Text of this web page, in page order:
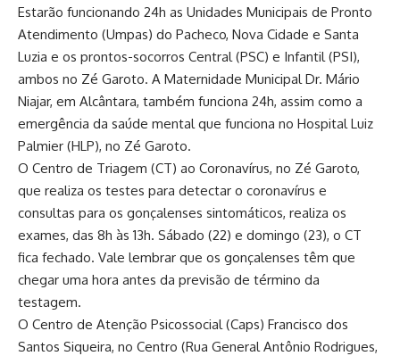
Estarão funcionando 24h as Unidades Municipais de Pronto
Atendimento (Umpas) do Pacheco, Nova Cidade e Santa
Luzia e os prontos-socorros Central (PSC) e Infantil (PSI),
ambos no Zé Garoto. A Maternidade Municipal Dr. Mário
Niajar, em Alcântara, também funciona 24h, assim como a
emergência da saúde mental que funciona no Hospital Luiz
Palmier (HLP), no Zé Garoto.
O Centro de Triagem (CT) ao Coronavírus, no Zé Garoto,
que realiza os testes para detectar o coronavírus e
consultas para os gonçalenses sintomáticos, realiza os
exames, das 8h às 13h. Sábado (22) e domingo (23), o CT
fica fechado. Vale lembrar que os gonçalenses têm que
chegar uma hora antes da previsão de término da
testagem.
O Centro de Atenção Psicossocial (Caps) Francisco dos
Santos Siqueira, no Centro (Rua General Antônio Rodrigues,